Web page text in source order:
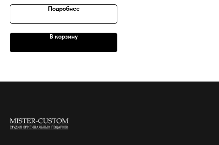
Подробнее
В корзину